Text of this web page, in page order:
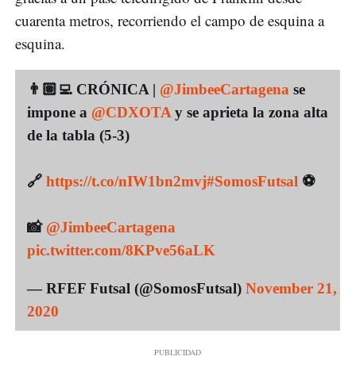
cuarenta metros, recorriendo el campo de esquina a
esquina.
👨🏽‍💻 CRÓNICA | @JimbeeCartagena se
impone a @CDXOTAy se aprieta la zona alta
de la tabla (5-3)
🔗 https://t.co/nIW1bn2mvj#SomosFutsal ⚽
📸 @JimbeeCartagena
pic.twitter.com/8KPve56aLK
— RFEF Futsal (@SomosFutsal) November 21,
2020